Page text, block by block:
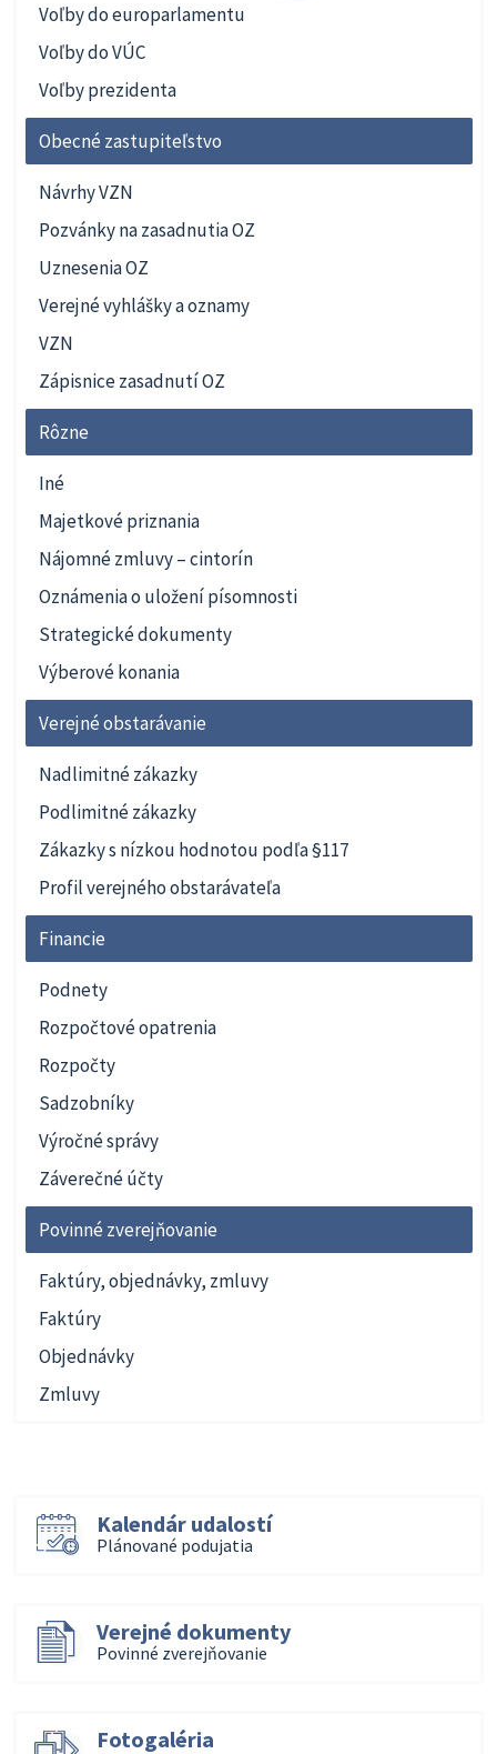
Voľby do europarlamentu
Voľby do VÚC
Voľby prezidenta
Obecné zastupiteľstvo
Návrhy VZN
Pozvánky na zasadnutia OZ
Uznesenia OZ
Verejné vyhlášky a oznamy
VZN
Zápisnice zasadnutí OZ
Rôzne
Iné
Majetkové priznania
Nájomné zmluvy – cintorín
Oznámenia o uložení písomnosti
Strategické dokumenty
Výberové konania
Verejné obstarávanie
Nadlimitné zákazky
Podlimitné zákazky
Zákazky s nízkou hodnotou podľa §117
Profil verejného obstarávateľa
Financie
Podnety
Rozpočtové opatrenia
Rozpočty
Sadzobníky
Výročné správy
Záverečné účty
Povinné zverejňovanie
Faktúry, objednávky, zmluvy
Faktúry
Objednávky
Zmluvy
Kalendár udalostí
Plánované podujatia
Verejné dokumenty
Povinné zverejňovanie
Fotogaléria